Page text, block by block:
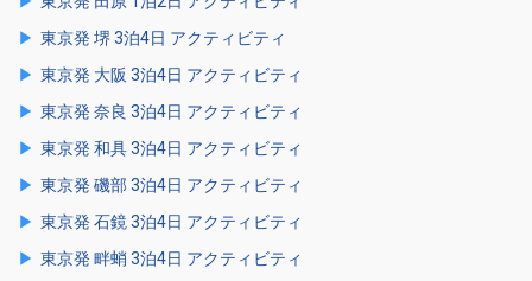
東京発 堺 3泊4日 アクティビティ
東京発 大阪 3泊4日 アクティビティ
東京発 奈良 3泊4日 アクティビティ
東京発 和具 3泊4日 アクティビティ
東京発 磯部 3泊4日 アクティビティ
東京発 石鏡 3泊4日 アクティビティ
東京発 畔蛸 3泊4日 アクティビティ